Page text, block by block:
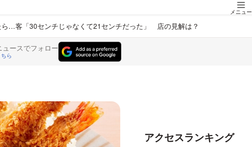
メニュー
…客「30センチじゃなくて21センチだった」 店の見解は？
ースでフォロー
ら
アクセスランキング